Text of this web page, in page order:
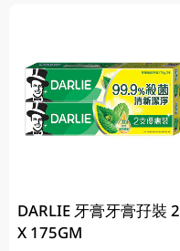
DARLIE 牙膏牙膏孖裝 2
X 175GM